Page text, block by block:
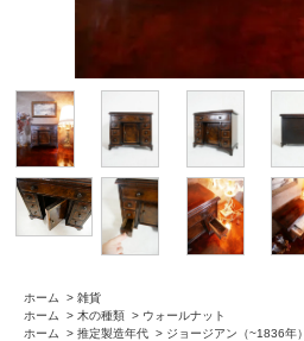
ホーム > 雑貨
ホーム
> 木の種類 > ウォールナット
ホーム
> 推定製造年代 > ジョージアン（~1836年）